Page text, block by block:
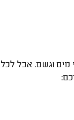
וגשם. אבל לכל